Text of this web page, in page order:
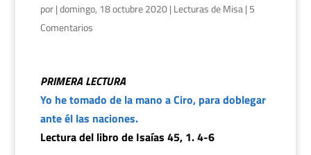
por|domingo, 18 octubre 2020| Lecturas de Misa| 5
Comentarios
PRIMERA LECTURA
Yo he tomado de la mano a Ciro, para doblegar
ante él las naciones.
Lectura del libro de Isaías 45, 1. 4-6